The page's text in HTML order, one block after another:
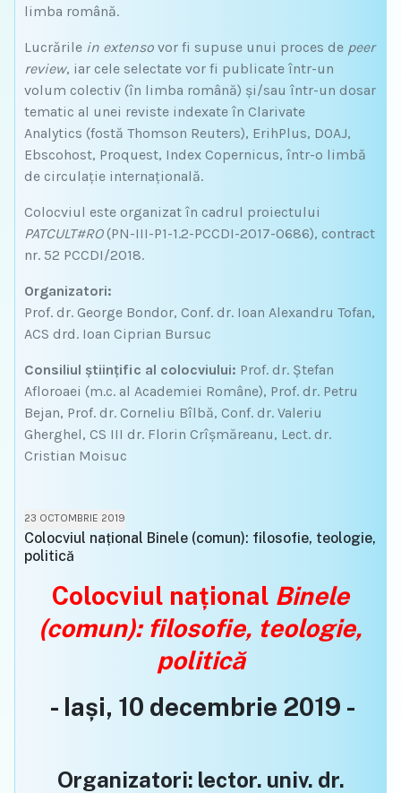
limba română.
Lucrările in extenso vor fi supuse unui proces de peer
review, iar cele selectate vor fi publicate într-un
volum colectiv (în limba română) și/sau într-un dosar
tematic al unei reviste indexate în Clarivate
Analytics (fostă Thomson Reuters), ErihPlus, DOAJ,
Ebscohost, Proquest, Index Copernicus, într-o limbă
de circulație internațională.
Colocviul este organizat în cadrul proiectului
PATCULT#RO (PN-III-P1-1.2-PCCDI-2017-0686), contract
nr. 52 PCCDI/2018.
Organizatori:
Prof. dr. George Bondor, Conf. dr. Ioan Alexandru Tofan,
ACS drd. Ioan Ciprian Bursuc
Consiliul ştiinţific al colocviului: Prof. dr. Ştefan
Afloroaei (m.c. al Academiei Române), Prof. dr. Petru
Bejan, Prof. dr. Corneliu Bîlbă, Conf. dr. Valeriu
Gherghel, CS III dr. Florin Crîșmăreanu, Lect. dr.
Cristian Moisuc
23 OCTOMBRIE 2019
Colocviul național Binele (comun): filosofie, teologie,
politică
Colocviul național Binele
(comun): filosofie, teologie,
politică
- Iași, 10 decembrie 2019 -
Organizatori: lector. univ. dr.